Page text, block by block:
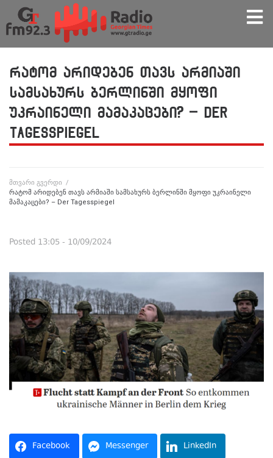
რატომ არიდებენ თავს არმიაში
სამსახურს ბერლინში მყოფი
უკრაინელი მამაკაცები? – Der
Tagesspiegel
მთვარი გვერდი /
რატომ არიდებენ თავს არმიაში სამსახურს ბერლინში მყოფი უკრაინელი
მამაკაცები? – Der Tagesspiegel
Posted 13:05 - 10/09/2024
Facebook Messenger LinkedIn